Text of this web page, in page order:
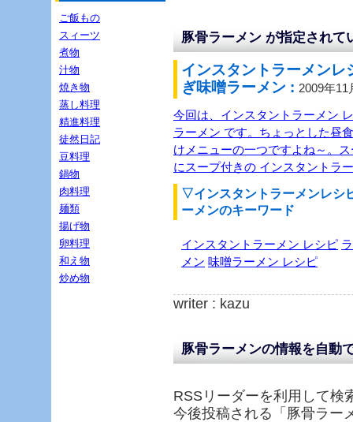
豚骨ラーメン が指定されて
インスタントラーメンレ
ぎ味噌ラーメン : 2009年11
今回は、インスタントラーメン
ラーメン です。ちょっとした昼
けメニューの一つですよね～。
にスープ付きの インスタントラ
▽インスタントラーメンレシ
ーメンのキーワード
インスタントラーメン レシピ
メン 味噌ラーメン レシピ
writer : kazu
豚骨ラーメンの情報を自動
RSSリーダーを利用して検
今後投稿される「 豚骨ラー
ご飯もの
スィーツ
煮物
汁物
焼き物
蒸し料理
精進料理
徒然日記
豆料理
鍋物
肉料理
麺類
揚げ物
卵料理
和え物
炒め物